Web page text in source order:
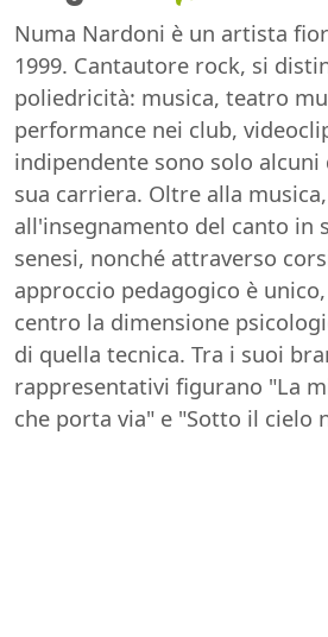
Numa Nardoni è un artista
1999. Cantautore rock, si
poliedricità: musica, teatro
performance nei club,
indipendente sono solo
sua carriera. Oltre alla
all'insegnamento del canto in
senesi, nonché attraverso
approccio pedagogico è
centro la dimensione
di quella tecnica. Tra i suoi
rappresentativi figurano "La
che porta via" e "Sotto il cielo